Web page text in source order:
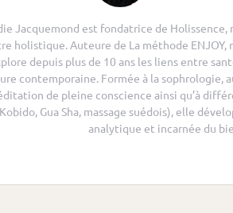
Jacquemond est fondatrice de Holissence,
holistique. Auteure de La méthode ENJOY,
depuis plus de 10 ans les liens entre
contemporaine. Formée à la sophrologie,
de pleine conscience ainsi qu’à
Gua Sha, massage suédois), elle
analytique et incarnée du